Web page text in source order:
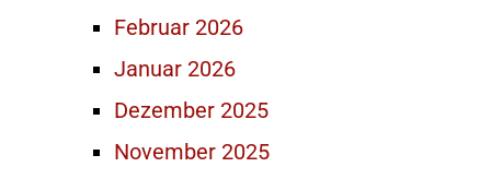
Februar 2026
Januar 2026
Dezember 2025
November 2025